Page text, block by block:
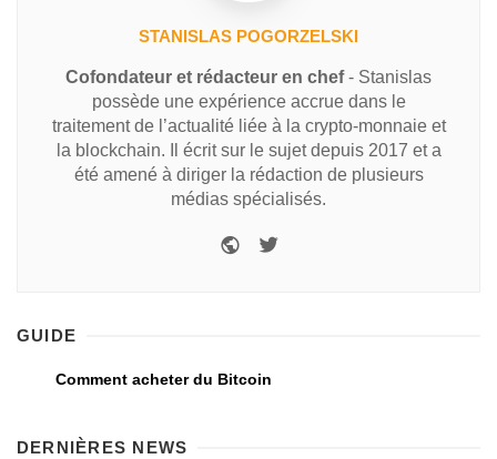
STANISLAS POGORZELSKI
Cofondateur et rédacteur en chef- Stanislas
possède une expérience accrue dans le
traitement de l’actualité liée à la crypto-monnaie et
la blockchain. Il écrit sur le sujet depuis 2017 et a
été amené à diriger la rédaction de plusieurs
médias spécialisés.
GUIDE
Comment acheter du Bitcoin
DERNIÈRES NEWS